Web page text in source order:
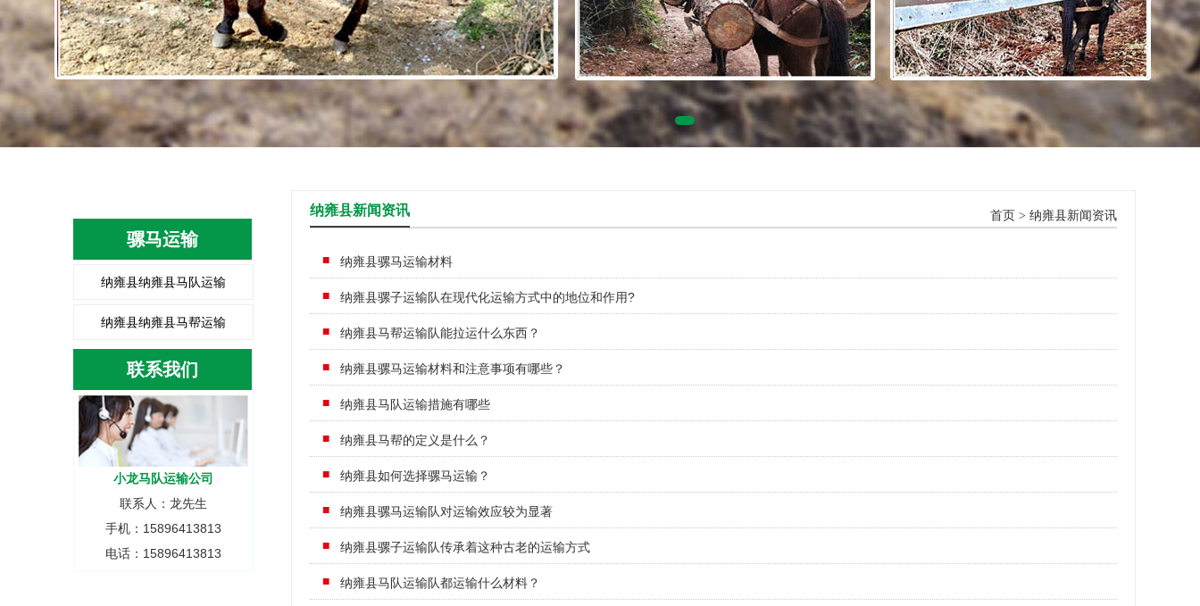
骡马运输
纳雍县纳雍县马队运输
纳雍县纳雍县马帮运输
联系我们
小龙马队运输公司
联系人：龙先生
手机：15896413813
电话：15896413813
纳雍县新闻资讯 首页 > 纳雍县新闻资讯
纳雍县骡马运输材料
纳雍县骡子运输队在现代化运输方式中的地位和作用?
纳雍县马帮运输队能拉运什么东西？
纳雍县骡马运输材料和注意事项有哪些？
纳雍县马队运输措施有哪些
纳雍县马帮的定义是什么？
纳雍县如何选择骡马运输？
纳雍县骡马运输队对运输效应较为显著
纳雍县骡子运输队传承着这种古老的运输方式
纳雍县马队运输队都运输什么材料？